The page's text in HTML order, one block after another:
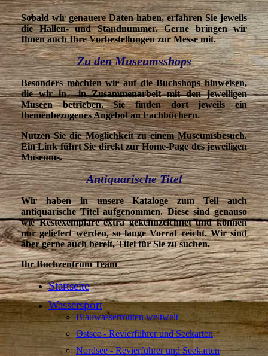
Sobald wir genauere Daten haben, erfahren Sie jeweils
die Hallen- und Standnummer. Gerne bringen wir
Ihnen auch Ihre Vorbestellungen zur Messe mit.
Zu den Museumsshops
Besonders möchten wir auf die Buchshops hinweisen,
die wir in in Zusammenarbeit mit den jeweiligen
Museen betrieben. Sie finden dort jeweils ein
themenbezogenes Angebot an Fachbüchern.
Nutzen Sie die Möglichkeit zu einem Museumsbesuch.
Ein Link führt Sie direkt zur Home-Page des jeweiligen
Museums.
Antiquarische Titel
Wir haben in unsere Kataloge zum Teil auch
antiquarische Titel aufgenommen. Diese sind genauso
wie Restexemplare extra gekennzeichnet und können
nur geliefert werden, so lange Vorrat reicht. Wir sind
aber gerne auch bereit, Titel für Sie zu suchen.
Ihr Buchzentrum Team
Startseite
Wassersport
Blauwasserrouten weltweit
Ostsee - Revierführer und Seekarten
Nordsee - Revierführer und Seekarten